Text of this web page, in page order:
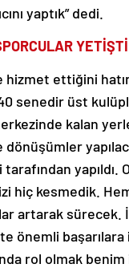
yaptık” dedi.
hizmet ettiğini
senedir üst
kalan
yapıldı.
hiç kesmedik.
artarak
önemli
rol olmak